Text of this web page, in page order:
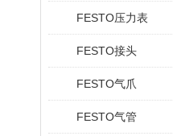
FESTO压力表
FESTO接头
FESTO气爪
FESTO气管